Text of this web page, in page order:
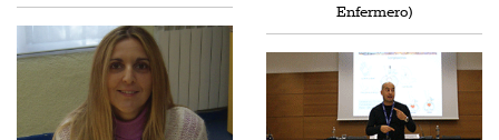
Enfermero)